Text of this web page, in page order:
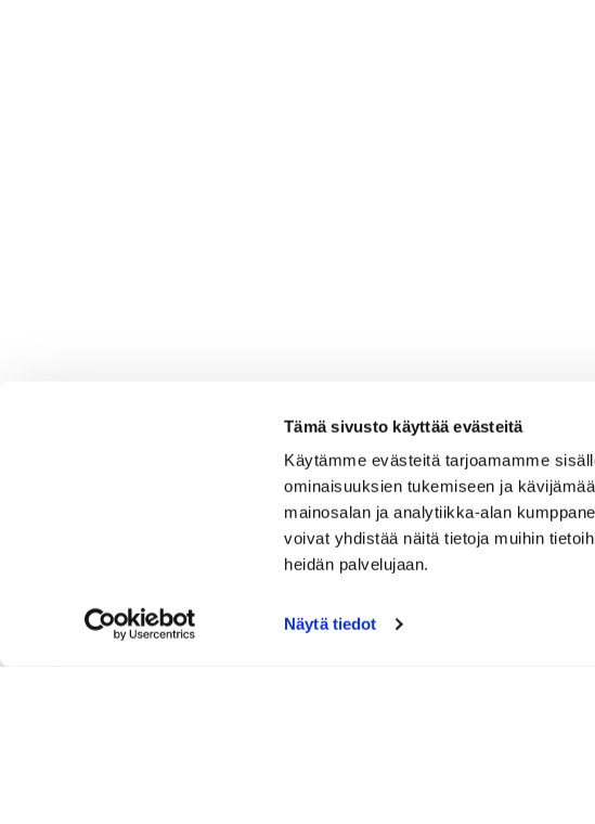
Tämä sivusto käyttää evästeitä
Käytämme evästeitä tarjoamamme
ominaisuuksien tukemiseen ja
mainosalan ja analytiikka-alan
voivat yhdistää näitä tietoja muihin
heidän palvelujaan.
Näytä tiedot